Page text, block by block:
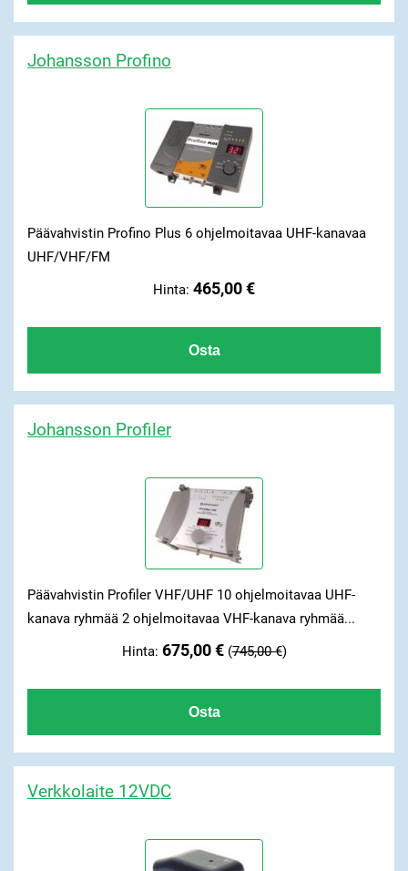
Johansson Profino
Päävahvistin Profino Plus 6 ohjelmoitavaa UHF-kanavaa
UHF/VHF/FM
Hinta: 465,00 €
Johansson Profiler
Päävahvistin Profiler VHF/UHF 10 ohjelmoitavaa UHF-
kanava ryhmää 2 ohjelmoitavaa VHF-kanava ryhmää...
Hinta: 675,00 €(745,00 €)
Verkkolaite 12VDC